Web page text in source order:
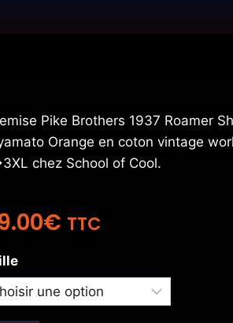
Pike Brothers 1937 Roamer
Orange en coton vintage
chez School of Cool.
€ TTC